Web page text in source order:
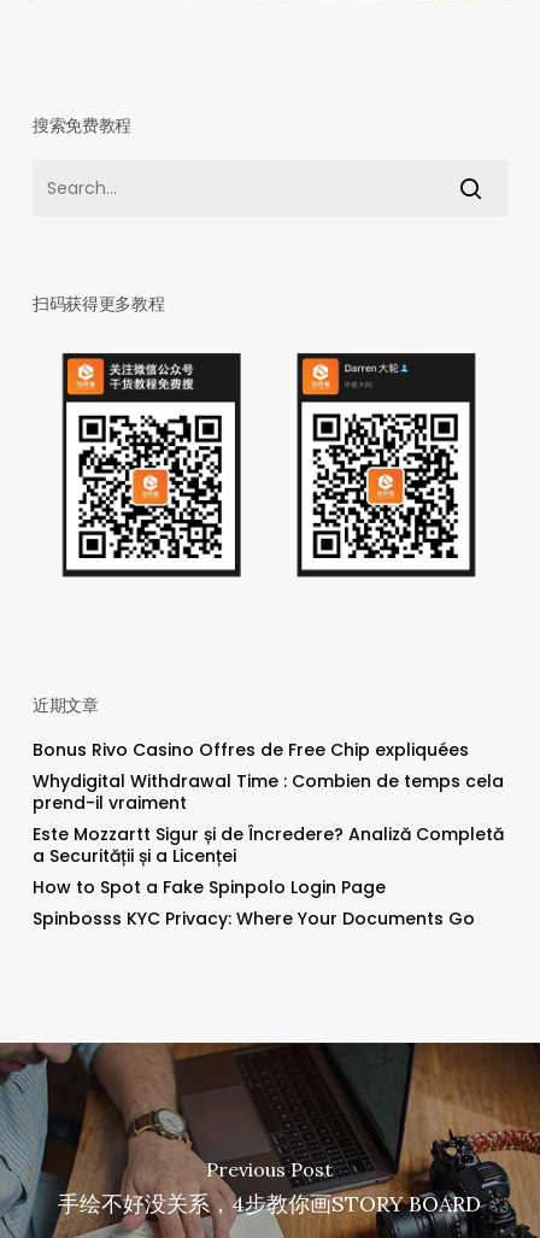
搜索免费教程
扫码获得更多教程
近期文章
Bonus Rivo Casino Offres de Free Chip expliquées
Whydigital Withdrawal Time : Combien de temps cela
prend-il vraiment
Este Mozzartt Sigur și de Încredere? Analiză Completă
a Securității și a Licenței
How to Spot a Fake Spinpolo Login Page
Spinbosss KYC Privacy: Where Your Documents Go
Previous Post
手绘不好没关系，4步教你画STORY BOARD